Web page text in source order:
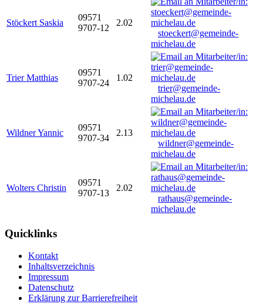
Stöckert Saskia
09571
9707-12
2.02
stoeckert@gemeinde-
michelau.de
Trier Matthias
09571
9707-24
1.02
trier@gemeinde-
michelau.de
Wildner Yannic
09571
9707-34
2.13
wildner@gemeinde-
michelau.de
Wolters Christin
09571
9707-13
2.02
rathaus@gemeinde-
michelau.de
Quicklinks
Kontakt
Inhaltsverzeichnis
Impressum
Datenschutz
Erklärung zur Barrierefreiheit